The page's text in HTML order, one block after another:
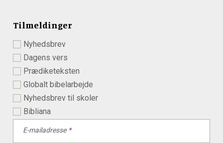
Tilmeldinger
Nyhedsbrev
Dagens vers
Prædiketeksten
Globalt bibelarbejde
Nyhedsbrev til skoler
Bibliana
E-mailadresse